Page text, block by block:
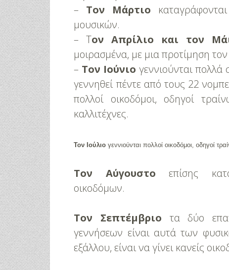
– Τον Μάρτιο
μουσικών.
– Τον Απρίλιο και τον
μοιρασμένα, με μια προτίμηση
– Τον Ιούνιο γεννιούνται πολλά
γεννηθεί πέντε από τους 22
πολλοί οικοδόμοι, οδηγοί
καλλιτέχνες.
Τον Ιούλιογεννιούνται πολλοί οικοδόμοι, οδηγοί
Τον Αύγουστο επίσης
οικοδόμων.
Τον Σεπτέμβριο τα δύο
γεννήσεων είναι αυτά των
εξάλλου, είναι να γίνει κανείς